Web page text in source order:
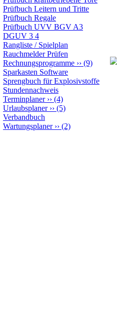
Prüfbuch Leitern und Tritte
Prüfbuch Regale
Prüfbuch UVV BGV A3
DGUV 3 4
Rangliste / Spielplan
Rauchmelder Prüfen
Rechnungsprogramme ›› (9)
Sparkasten Software
Sprengbuch für Explosivstoffe
Stundennachweis
Terminplaner›› (4)
Urlaubsplaner›› (5)
Verbandbuch
Wartungsplaner›› (2)